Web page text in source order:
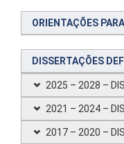
ORIENTAÇÕES
DISSERTAÇÕES
2025 – 2028 –
2021 – 2024 –
2017 – 2020 –